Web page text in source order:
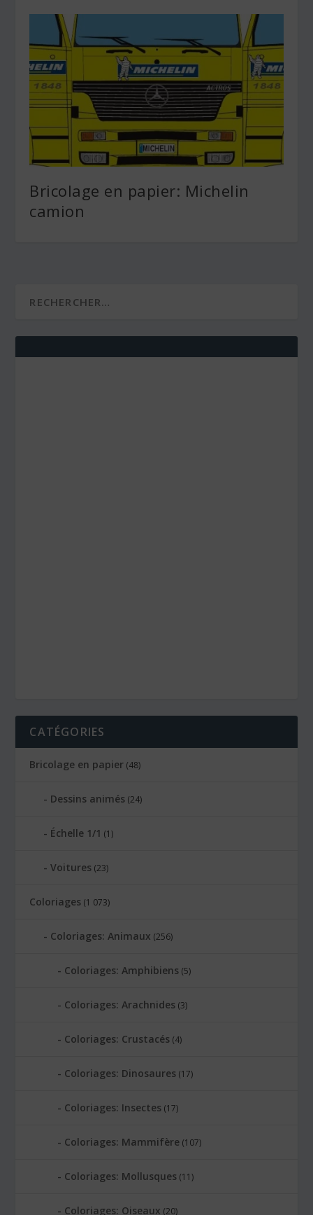
Bricolage en papier: Michelin
camion
CATÉGORIES
Bricolage en papier (48)
Dessins animés (24)
Échelle 1/1 (1)
Voitures (23)
Coloriages (1 073)
Coloriages: Animaux (256)
Coloriages: Amphibiens (5)
Coloriages: Arachnides (3)
Coloriages: Crustacés (4)
Coloriages: Dinosaures (17)
Coloriages: Insectes (17)
Coloriages: Mammifère (107)
Coloriages: Mollusques (11)
Coloriages: Oiseaux (20)